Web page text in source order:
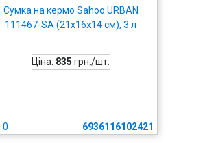
Сумка на кермо Sahoo URBAN
111467-SA (21х16х14 см), 3 л
Ціна: 835 грн./шт.
6936116102421
0